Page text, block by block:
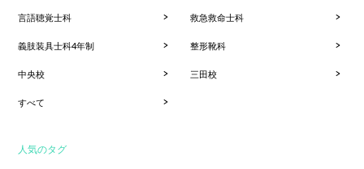
言語聴覚士科 救急救命士科
義肢装具士科4年制 整形靴科
中央校 三田校
すべて
人気のタグ